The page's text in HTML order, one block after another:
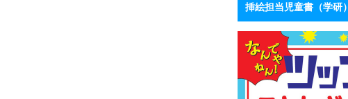
挿絵担当児童書（学研）